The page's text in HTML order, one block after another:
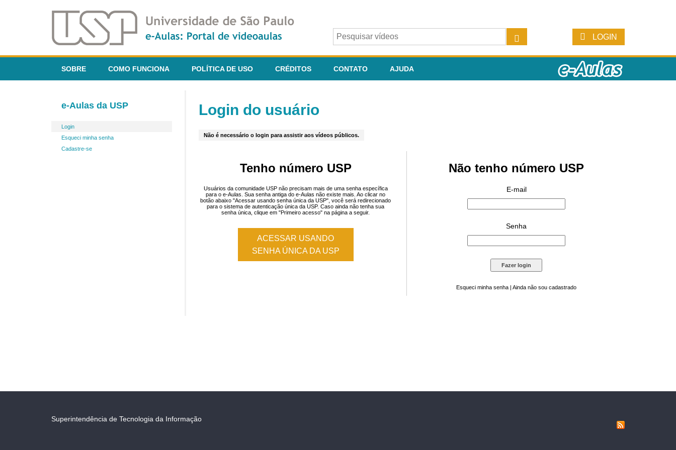
LOGIN
SOBRE COMO FUNCIONA POLÍTICA DE USO CRÉDITOS CONTATO AJUDA
e-Aulas da USP
Login
Esqueci minha senha
Cadastre-se
Login do usuário
Não é necessário o login para assistir aos vídeos públicos.
Tenho número USP
Usuários da comunidade USP não precisam mais de uma senha específica
para o e-Aulas. Sua senha antiga do e-Aulas não existe mais. Ao clicar no
botão abaixo "Acessar usando senha única da USP", você será redirecionado
para o sistema de autenticação única da USP. Caso ainda não tenha sua
senha única, clique em "Primeiro acesso" na página a seguir.
ACESSAR USANDO
SENHA ÚNICA DA USP
Não tenho número USP
E-mail
Senha
Esqueci minha senha | Ainda não sou cadastrado
Superintendência de Tecnologia da Informação